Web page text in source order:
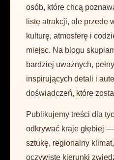
osób, które chcą
listę atrakcji, ale przede
kulturę, atmosferę i
miejsc. Na blogu
bardziej uważnych,
inspirujących detali i
doświadczeń, które
Publikujemy treści dla
odkrywać kraje głębiej
sztukę, regionalny
oczywiste kierunki